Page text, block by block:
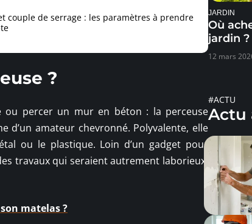
couple de serrage : les paramètres à prendre
?
ou percer un mur en béton : la perceuse
d’un amateur chevronné. Polyvalente, elle
ou le plastique. Loin d’un gadget pour
travaux qui seraient autrement laborieux,
matelas ?
JARDIN
Où
jardin ?
12 mars
#ACTU
Actu